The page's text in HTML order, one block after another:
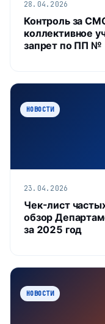
28.04.2026
Контроль за
коллективное
запрет по ПП №
НОВОСТИ
23.04.2026
Чек-лист
обзор
за 2025 год
НОВОСТИ